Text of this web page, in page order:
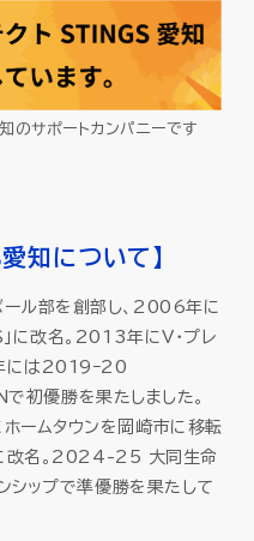
のサポートカンパニーです
知について】
ール部を創部し、2006年に
」に改名。2013年にV･プレ
には2019ｰ20
優勝を果たしました。
ームタウンを岡崎市に移転
に改名。2024-25 大同生命
ップで準優勝を果たして